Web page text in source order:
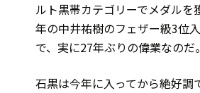
ルト黒帯カテゴリーでメダルを
年の中井祐樹のフェザー級3位
で、実に27年ぶりの偉業なのだ。
石黒は今年に入ってから絶好調